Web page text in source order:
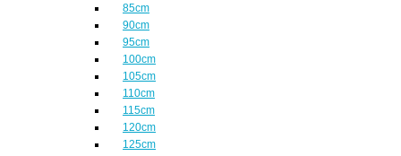
85cm
90cm
95cm
100cm
105cm
110cm
115cm
120cm
125cm